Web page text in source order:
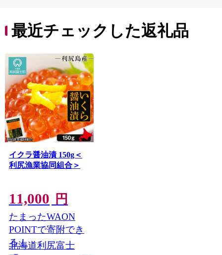
最近チェックした返礼品
イクラ醤油漬 150g＜
利尻漁業協同組合＞
11,000 円
たまったWAON
POINTで寄附でき
る！
北海道利尻富士